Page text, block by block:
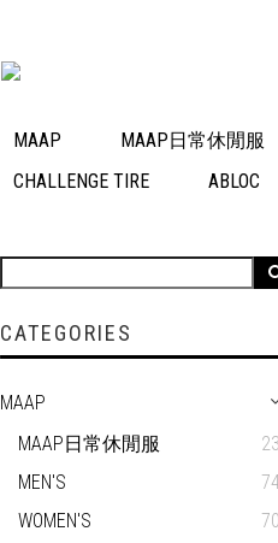
MAAP MAAP日常休閒服
CHALLENGE TIRE
ABLOC
CATEGORIES
MAAP
MAAP日常休閒服
23
MEN'S
WOMEN'S
70